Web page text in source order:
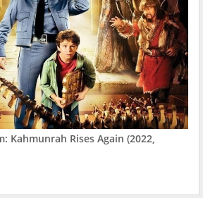
Kahmunrah Rises Again (2022,